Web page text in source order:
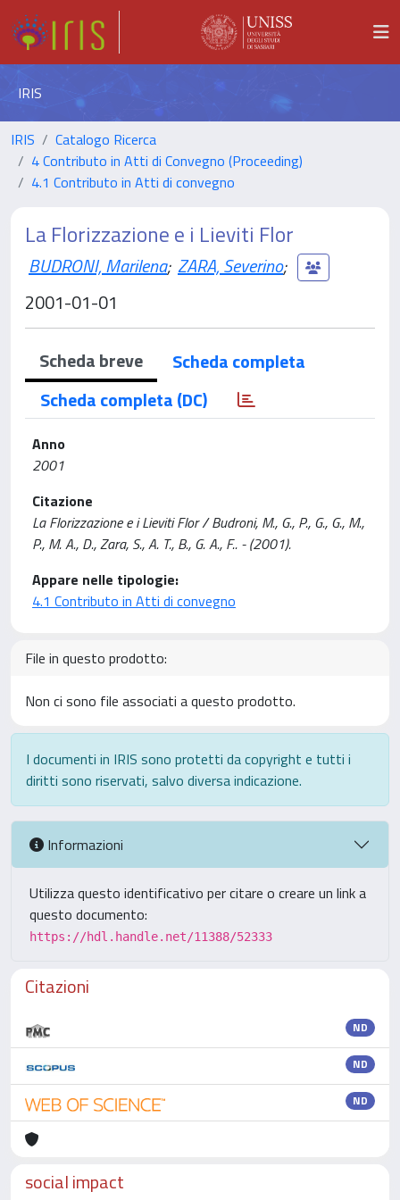
IRIS
IRIS
Catalogo Ricerca
4 Contributo in Atti di Convegno (Proceeding)
4.1 Contributo in Atti di convegno
La Florizzazione e i Lieviti Flor
BUDRONI, Marilena; ZARA, Severino;
2001-01-01
Scheda breve
Scheda completa
Scheda completa (DC)
Anno
2001
Citazione
La Florizzazione e i Lieviti Flor / Budroni, M., G., P., G., G., M.,
P., M. A., D., Zara, S., A. T., B., G. A., F.. - (2001).
Appare nelle tipologie:
4.1 Contributo in Atti di convegno
File in questo prodotto:
Non ci sono file associati a questo prodotto.
I documenti in IRIS sono protetti da copyright e tutti i
diritti sono riservati, salvo diversa indicazione.
Informazioni
Utilizza questo identificativo per citare o creare un link a
questo documento:
https://hdl.handle.net/11388/52333
Citazioni
ND
ND
ND
social impact